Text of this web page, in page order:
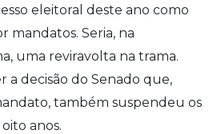
eleitoral deste ano como
mandatos. Seria, na
uma reviravolta na trama.
a decisão do Senado que,
também suspendeu os
anos.